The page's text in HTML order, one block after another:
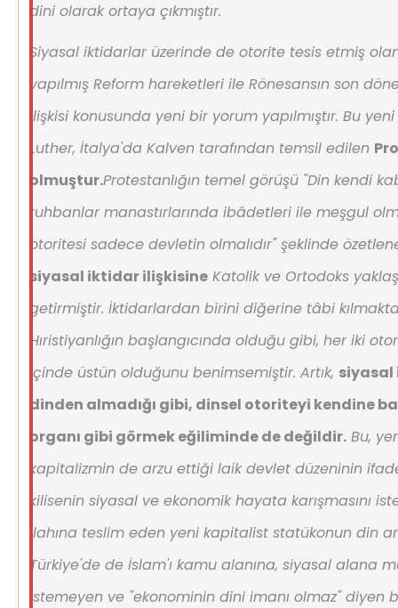
dini olarak ortaya çıkmıştır.
Siyasal iktidarlar üzerinde de otorite tesis etmiş
yapılmış Reform hareketleri ile Rönesansın son
ilişkisi konusunda yeni bir yorum yapılmıştır. Bu
Luther, İtalya'da Kalven tarafından temsil edilen
olmuştur.Protestanlığın temel görüşü "Din kendi
ruhbanlar manastırlarında ibâdetleri ile meşgul
otoritesi sadece devletin olmalıdır"şeklinde
siyasal iktidar ilişkisine Katolik ve Ortodoks
getirmiştir. İktidarlardan birini diğerine tâbi
Hıristiyanlığın başlangıcında olduğu gibi, her iki
içinde üstün olduğunu benimsemiştir. Artık,
dinden almadığı gibi, dinsel otoriteyi kendine
organı gibi görmek eğiliminde de değildir. Bu,
kapitalizmin de arzu ettiği laik devlet düzeninin
kilisenin siyasal ve ekonomik hayata karışmasını
ilahına teslim eden yeni kapitalist statükonun din
Türkiye'de de İslam'ı kamu alanına, siyasal alana
istemeyen ve "ekonominin dini imanı olmaz" diyen